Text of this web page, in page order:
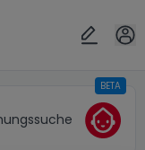
BETA
ok